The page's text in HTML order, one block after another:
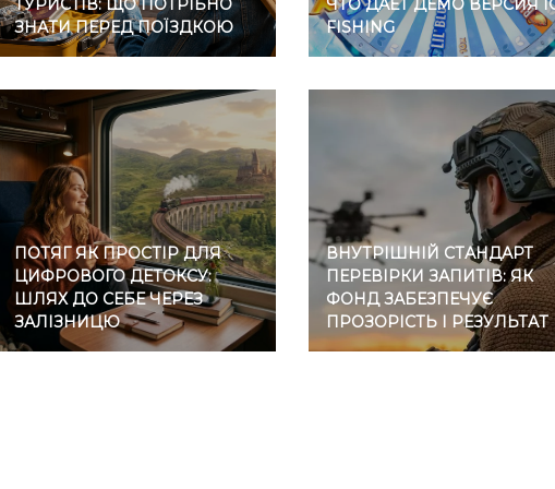
ТУРИСТІВ: ЩО ПОТРІБНО
ЗНАТИ ПЕРЕД ПОЇЗДКОЮ
ЧТО ДАЕТ ДЕМО ВЕРСИЯ
FISHING
ПОТЯГ ЯК ПРОСТІР ДЛЯ
ЦИФРОВОГО ДЕТОКСУ:
ШЛЯХ ДО СЕБЕ ЧЕРЕЗ
ЗАЛІЗНИЦЮ
ВНУТРІШНІЙ СТАНДАРТ
ПЕРЕВІРКИ ЗАПИТІВ: ЯК
ФОНД ЗАБЕЗПЕЧУЄ
ПРОЗОРІСТЬ І РЕЗУЛЬТАТ